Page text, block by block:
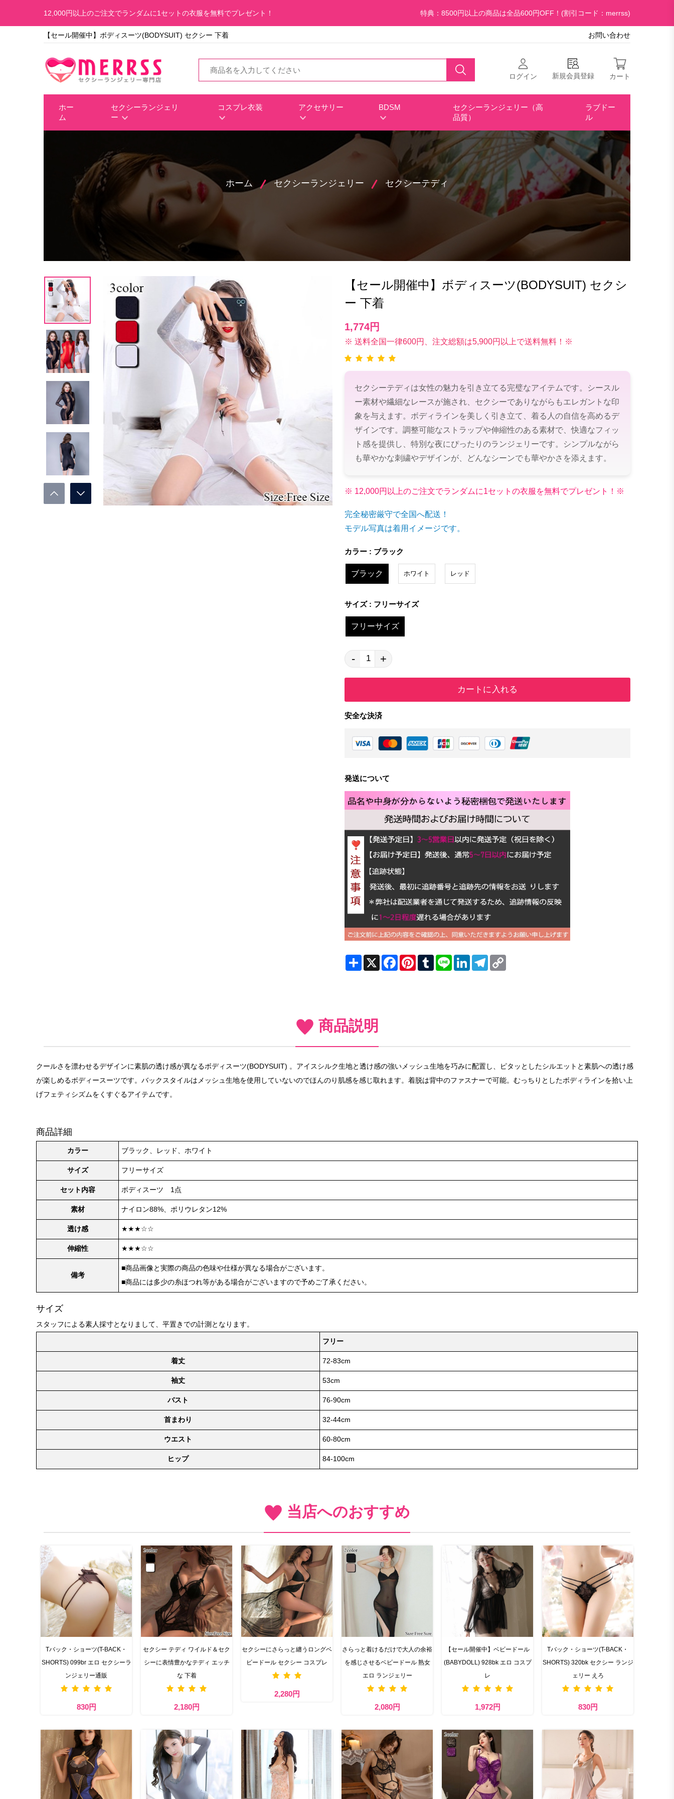
12,000円以上のご注文でランダムに1セットの衣服を無料でプレゼント！ 特典：8500円以上の商品は全品600円OFF！(割引コード：merrss)
【セール開催中】ボディスーツ(BODYSUIT) セクシー 下着 お問い合わせ
ログイン 新規会員登録 カート
ホー
ム
セクシーランジェリ
ー
コスプレ衣装 アクセサリー BDSM
セクシーランジェリー（高
品質）
ラブドー
ル
ホーム セクシーランジェリー セクシーテディ
【セール開催中】ボディスーツ(BODYSUIT) セクシ
ー 下着
1,774円
※ 送料全国一律600円、注文総額は5,900円以上で送料無料！※
セクシーテディは女性の魅力を引き立てる完璧なアイテムです。シースル
ー素材や繊細なレースが施され、セクシーでありながらもエレガントな印
象を与えます。ボディラインを美しく引き立て、着る人の自信を高めるデ
ザインです。調整可能なストラップや伸縮性のある素材で、快適なフィッ
ト感を提供し、特別な夜にぴったりのランジェリーです。シンプルながら
も華やかな刺繍やデザインが、どんなシーンでも華やかさを添えます。
※ 12,000円以上のご注文でランダムに1セットの衣服を無料でプレゼント！※
完全秘密厳守で全国へ配送！
モデル写真は着用イメージです。
カラー : ブラック
ブラック ホワイト レッド
サイズ : フリーサイズ
フリーサイズ
- +
カートに入れる
安全な決済
発送について
ShareX FacebookPinterestTumblrLine LinkedInTelegram
商品説明
クールさを漂わせるデザインに素肌の透け感が異なるボディスーツ(BODYSUIT) 。アイスシルク生地と透け感の強いメッシュ生地を巧みに配置し、ピタッとしたシルエットと素肌への透け感
が楽しめるボディースーツです。バックスタイルはメッシュ生地を使用していないのでほんのり肌感を感じ取れます。着脱は背中のファスナーで可能。むっちりとしたボディラインを拾い上
げフェティシズムをくすぐるアイテムです。
商品詳細
カラー ブラック、レッド、ホワイト
サイズ フリーサイズ
セット内容 ボディスーツ 1点
素材 ナイロン88%、ポリウレタン12%
透け感 ★★★☆☆
伸縮性 ★★★☆☆
備考
■商品画像と実際の商品の色味や仕様が異なる場合がございます。
■商品には多少の糸ほつれ等がある場合がございますので予めご了承ください。
サイズ
スタッフによる素人採寸となりまして、平置きでの計測となります。
フリー
着丈 72-83cm
袖丈 53cm
バスト 76-90cm
首まわり 32-44cm
ウエスト 60-80cm
ヒップ 84-100cm
当店へのおすすめ
Tバック・ショーツ(T-BACK・
SHORTS) 099br エロ セクシーラ
ンジェリー通販
830円
セクシー テディ ワイルド＆セク
シーに表情豊かなテディ エッチ
な 下着
2,180円
セクシーにさらっと纏うロングベ
ビードール セクシー コスプレ
2,280円
さらっと着けるだけで大人の余裕
を感じさせるベビードール 熟女
エロ ランジェリー
2,080円
【セール開催中】ベビードール
(BABYDOLL) 928bk エロ コスプ
レ
1,972円
Tバック・ショーツ(T-BACK・
SHORTS) 320bk セクシー ランジ
ェリー えろ
830円